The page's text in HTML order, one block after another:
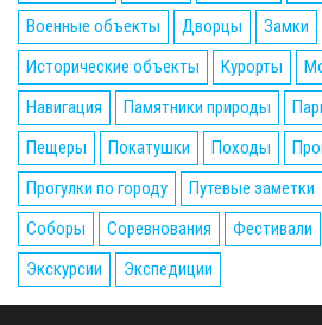
Военные объекты
Дворцы Замки
Исторические объекты
Курорты
Навигация
Памятники природы
Пещеры
Покатушки Походы
Прогулки по городу
Путевые заметки
Соборы
Соревнования Фестивали
Экскурсии
Экспедиции